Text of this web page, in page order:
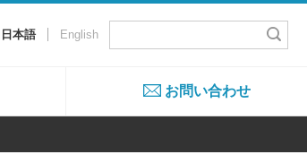
日本語 English
お問い合わせ